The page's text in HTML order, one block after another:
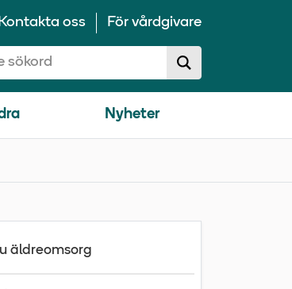
oss För vårdgivare
10100:
Sök
Nyheter
äldreomsorg